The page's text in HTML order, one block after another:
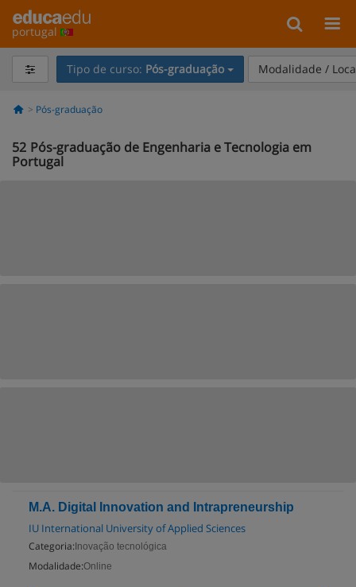
portugal
Tipo de curso: Pós-graduação Modalidade /
Pós-graduação
52 Pós-graduação de Engenharia e Tecnologia em
Portugal
M.A. Digital Innovation and Intrapreneurship
IU International University of Applied Sciences
Categoria: Inovação tecnológica
Modalidade:Online